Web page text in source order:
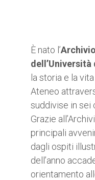
È nato l’
dell’Università
la storia e la
Ateneo
suddivise in sei
Grazie
principali
dagli ospiti
dell’anno
orientamento